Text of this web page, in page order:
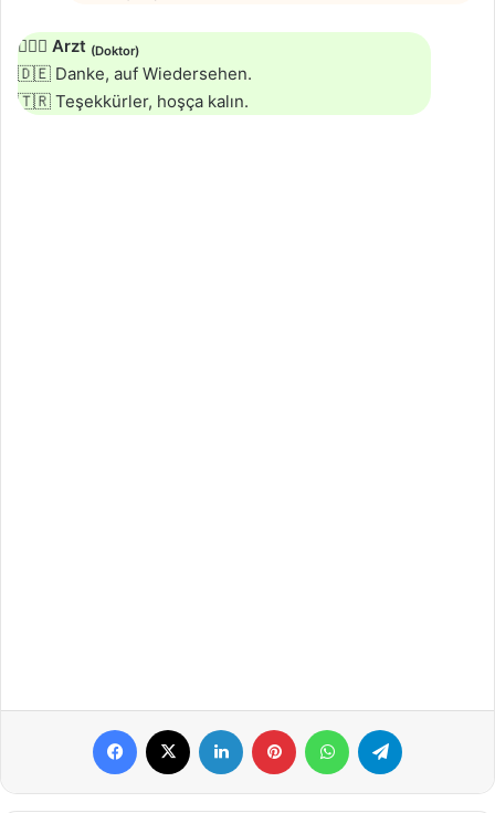
👨🏻‍⚕️ Arzt (Doktor)
🇩🇪 Danke, auf Wiedersehen.
🇹🇷 Teşekkürler, hoşça kalın.
Facebook LinkedIn Pinterest WhatsApp